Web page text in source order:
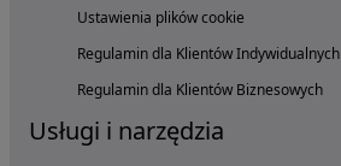
Ustawienia plików cookie
Regulamin dla Klientów Indywidualnych
Regulamin dla Klientów Biznesowych
Usługi i narzędzia